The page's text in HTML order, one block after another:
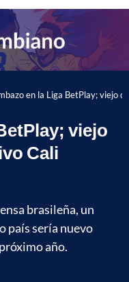
en la Liga BetPlay; viejo
viejo
Cali
brasileña, un
país sería nuevo
año.